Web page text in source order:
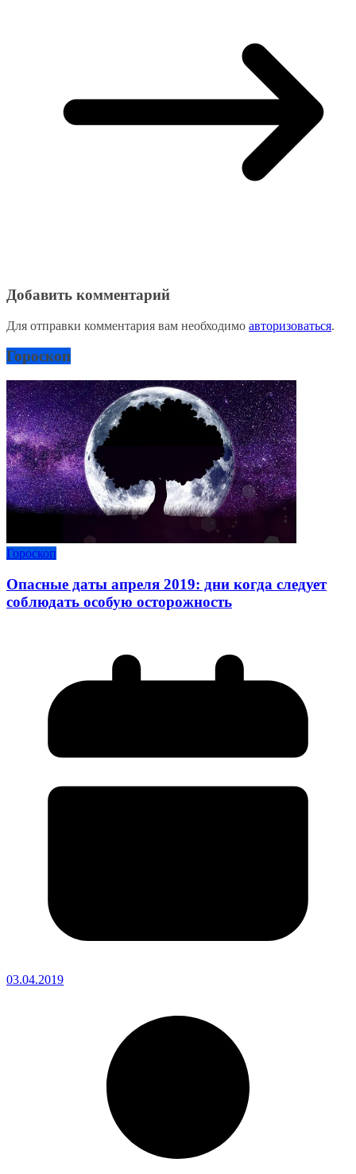
Добавить комментарий
Для отправки комментария вам необходимо авторизоваться.
Гороскоп
Гороскоп
Опасные даты апреля 2019: дни когда следует
соблюдать особую осторожность
03.04.2019